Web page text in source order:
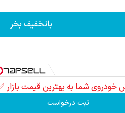
باتخفیف بخر
خودروی شما به بهترین قیمت بازار
ثبت درخواست